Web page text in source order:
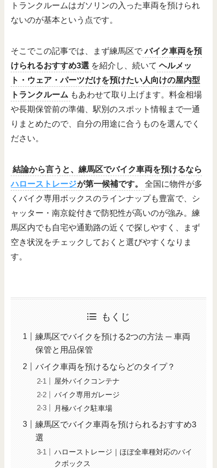
トランクルームはガソリンの入った車両を預けられ
ないのが基本という点です。
そこでこの記事では、まず練馬区で バイク車両を預
けられるおすすめ3選 を紹介し、続いて ヘルメッ
ト・ウェア・パーツだけを預けたい人向けの屋内型
トランクルーム もあわせて取り上げます。料金相場
や長期保管前の準備、駅別のスポット情報まで一通
りまとめたので、自分の用途に合うものを選んでく
ださい。
結論から言うと、練馬区でバイク車両を預けるなら
ハローストレージが第一候補です。
全国に物件が多
くバイク専用ボックスのラインナップも豊富で、シ
ャッター・南京錠付きで防犯性が高いのが強み。練
馬区内でも自宅や通勤路の近くで探しやすく、まず
空き状況をチェックしておくと選びやすくなりま
す。
もくじ
練馬区でバイクを預ける2つの方法 ─ 車両
保管と用品保管
バイク車両を預けるならどのタイプ？
屋外バイクコンテナ
バイク専用ガレージ
月極バイク駐車場
練馬区でバイク車両を預けられるおすすめ3
選
ハローストレージ｜ほぼ全車種対応のバイ
クボックス